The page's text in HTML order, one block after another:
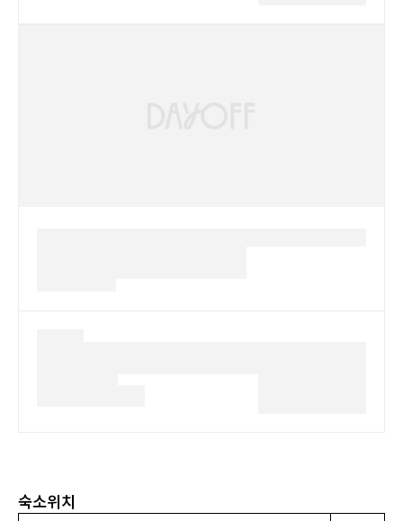
숙소위치